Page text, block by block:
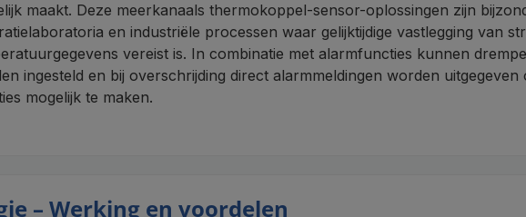
maakt. Deze meerkanaals thermokoppel-sensor-oplossingen zijn
en industriële processen waar gelijktijdige vastlegging van
vereist is. In combinatie met alarmfuncties kunnen
ingesteld en bij overschrijding direct alarmmeldingen worden
mogelijk te maken.
– Werking en voordelen